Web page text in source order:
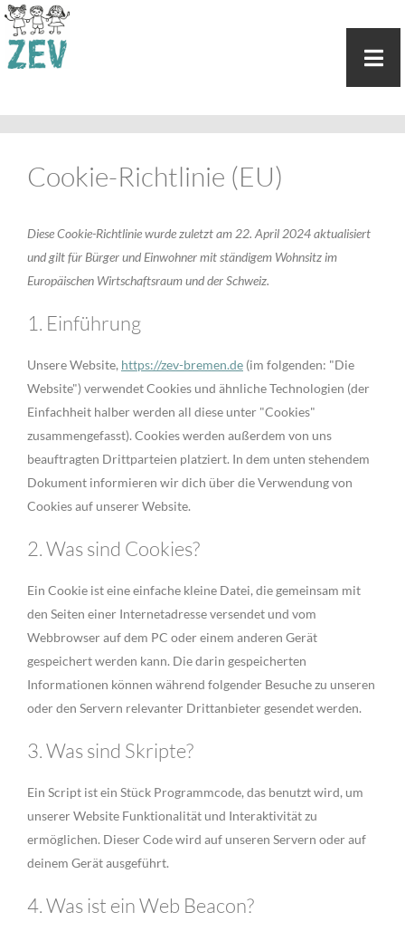
Cookie-Richtlinie (EU)
Diese Cookie-Richtlinie wurde zuletzt am 22. April 2024 aktualisiert
und gilt für Bürger und Einwohner mit ständigem Wohnsitz im
Europäischen Wirtschaftsraum und der Schweiz.
1. Einführung
Unsere Website, https://zev-bremen.de (im folgenden: "Die
Website") verwendet Cookies und ähnliche Technologien (der
Einfachheit halber werden all diese unter "Cookies"
zusammengefasst). Cookies werden außerdem von uns
beauftragten Drittparteien platziert. In dem unten stehendem
Dokument informieren wir dich über die Verwendung von
Cookies auf unserer Website.
2. Was sind Cookies?
Ein Cookie ist eine einfache kleine Datei, die gemeinsam mit
den Seiten einer Internetadresse versendet und vom
Webbrowser auf dem PC oder einem anderen Gerät
gespeichert werden kann. Die darin gespeicherten
Informationen können während folgender Besuche zu unseren
oder den Servern relevanter Drittanbieter gesendet werden.
3. Was sind Skripte?
Ein Script ist ein Stück Programmcode, das benutzt wird, um
unserer Website Funktionalität und Interaktivität zu
ermöglichen. Dieser Code wird auf unseren Servern oder auf
deinem Gerät ausgeführt.
4. Was ist ein Web Beacon?